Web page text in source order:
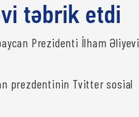
təbrik etdi
Prezidenti İlham Əliyevi
prezdentinin Tvitter sosial